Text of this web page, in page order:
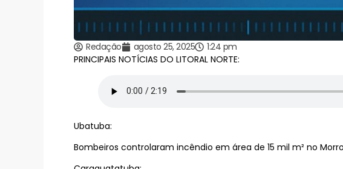
Redação agosto 25, 2025
1:24 pm
PRINCIPAIS NOTÍCIAS DO LITORAL NORTE:
Ubatuba:
Bombeiros controlaram incêndio em área de 15 mil m² no